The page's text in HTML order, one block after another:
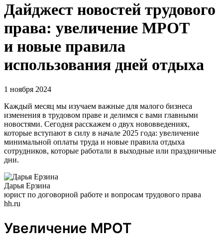
Дайджест новостей трудового
права: увеличение МРОТ
и новые правила
использования дней отдыха
1 ноября 2024
Каждый месяц мы изучаем важные для малого бизнеса
изменения в трудовом праве и делимся с вами главными
новостями. Сегодня расскажем о двух нововведениях,
которые вступают в силу в начале 2025 года: увеличение
минимальной оплаты труда и новые правила отдыха
сотрудников, которые работали в выходные или праздничные
дни.
Дарья Ерзина
юрист по договорной работе и вопросам трудового права
hh.ru
Увеличение МРОТ